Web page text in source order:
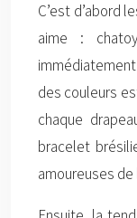
C’est d’abord
aime :
des couleurs
chaque
bracelet
amoureuses de